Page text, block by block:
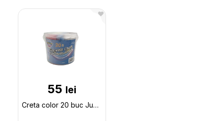
55 lei
Creta color 20 buc Jumbo in caldare(ML11-10) CA819793